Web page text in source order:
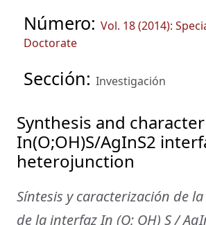
Número: Vol. 18 (2014):
Doctorate
Sección: Investigación
Synthesis and
In(O;OH)S/AgInS2
heterojunction
Síntesis y caracterización de
de la interfaz In (O; OH) S /